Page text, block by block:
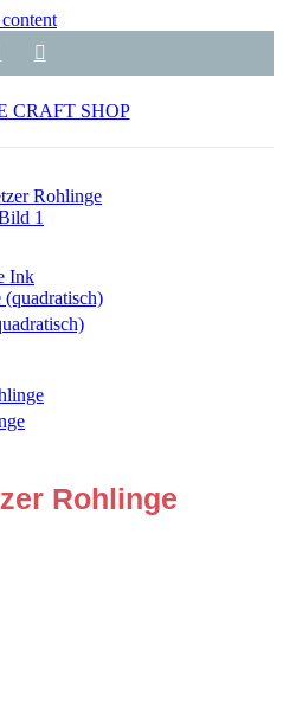
Ink
Rohlinge